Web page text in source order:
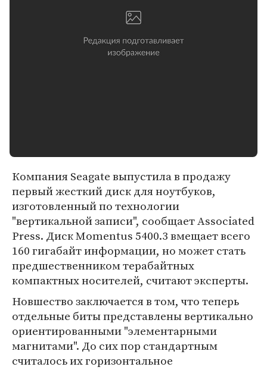
Компания Seagate выпустила в продажу
первый жесткий диск для ноутбуков,
изготовленный по технологии
"вертикальной записи", сообщает Associated
Press. Диск Momentus 5400.3 вмещает всего
160 гигабайт информации, но может стать
предшественником терабайтных
компактных носителей, считают эксперты.
Новшество заключается в том, что теперь
отдельные биты представлены вертикально
ориентированными "элементарными
магнитами". До сих пор стандартным
считалось их горизонтальное